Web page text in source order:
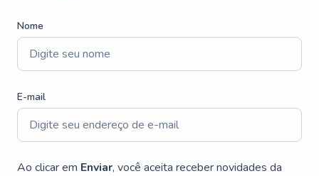
Nome
E-mail
Ao clicar em Enviar, você aceita receber novidades da